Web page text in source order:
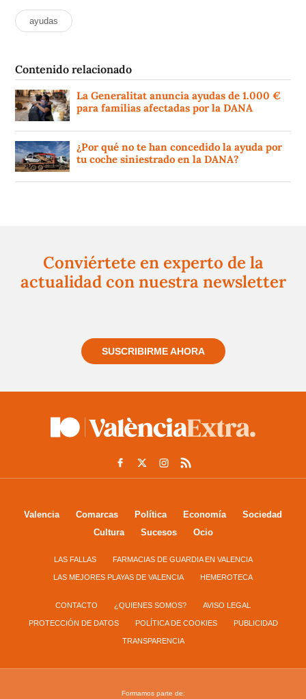
ayudas
Contenido relacionado
La Generalitat anuncia ayudas de 1.000 €
para familias afectadas por la DANA
¿Por qué no te han concedido la ayuda por
tu coche siniestrado en la DANA?
Conviértete en experto de la
actualidad con nuestra newsletter
SUSCRIBIRME AHORA
Valencia Comarcas Política Economía
Sociedad
Cultura
Sucesos Ocio
LAS FALLAS FARMACIAS DE GUARDIA EN VALENCIA
LAS MEJORES PLAYAS DE VALENCIA HEMEROTECA
CONTACTO ¿QUIENES SOMOS? AVISO LEGAL
PROTECCIÓN DE DATOS POLÍTICA DE COOKIES PUBLICIDAD
TRANSPARENCIA
Formamos parte de: